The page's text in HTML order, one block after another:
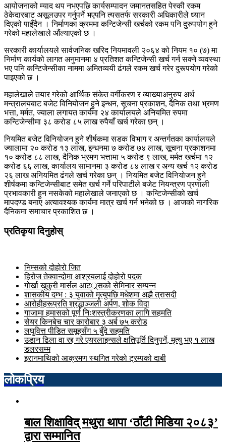
आयोजनाको म्याद थप नभएपछि कार्यसम्पादन जमानतसहित पेस्की रकम
ठेकेदारबाट असूलउपर गर्नुपर्ने भएपनि त्यसतर्फ सरकारी अधिकारीले ध्यान
दिएको पाइँदैन । निर्माणका क्रममा कन्टिजेन्सी खर्चको रकम पनि दुरुपयोग हुने
गरेको महालेखाले औंल्याएको छ ।
सरकारी कार्यालयले सार्वजनिक खरिद नियमावली २०६४ को नियम १० (७) मा
निर्माण कार्यको लागत अनुमानमा ४ प्रतिशत कन्टिजेन्सी खर्च गर्न सक्ने व्यवस्था
भए पनि कन्टिजेन्सीका नाममा अमितव्ययी ढंगले रकम खर्च गरेर दुरूपयोग गरेको
पाइएको छ ।
महालेखाले तयार गरेको आर्थिक संकेत वर्गीकरण र व्याख्याअनुरुप अर्थ
मन्त्रालयबाट बजेट विनियोजन हुने इन्धन, सूचना प्रकाशन, दैनिक तथा भ्रमण
भत्ता, मर्मत, ज्याला लगायत कार्यमा २४ कार्यालयले अनियमित रुपमा
कन्टिजेन्सीमा ३८ करोड ८५ लाख रुपैयाँ खर्च गरेका छन् ।
नियमित बजेट विनियोजन हुने शीर्षकमा सडक विभाग र अन्तर्गतका कार्यालयले
ज्यालामा २० करोड १३ लाख, इन्धनमा ७ करोड ७४ लाख, सूचना प्रकाशनमा
१० करोड ८८ लाख, दैनिक भ्रमण भत्तामा ५ करोड ९ लाख, मर्मत खर्चमा १२
करोड ६६ लाख, कार्यालय सामानमा ३ करोड ८४ लाख र अन्य खर्च १२ करोड
२६ लाख अनियमित ढंगले खर्च गरेका छन् । नियमित बजेट विनियोजन हुने
शीर्षकमा कन्टिजेन्सीबाट समेत खर्च गर्ने परिपाटीले बजेट नियन्त्रण प्रणाली
प्रभावकारी हुन नसकेको महालेखाले जनाएको छ । कन्टिजेन्सीको खर्च
मापदण्ड बनाए अत्यावश्यक कार्यमा मात्र खर्च गर्न भनेको छ । आजको नागरिक
दैनिकमा समाचार प्रकाशित छ ।
प्रतिकृया दिनुहोस्
निम्सको दोहोरो जित
हिरोज तेक्वान्दोमा आश्रयलाई दोहोरो पदक
गोर्खा खुकुरी मार्सल आटर््र्सको सेमिनार सम्पन्न
शासकीय दम्भ : ३ युवाको मृत्युपछि मधेशमा अझै त्रासदी
आरोहीहरूप्रति श्रद्धाञ्जली अर्पण, शोक विदा
गाजामा हमासको पूर्ण निःशस्त्रीकरणका लागि सहमति
सेयर किनबेच चार कारोबार ३ अर्ब ७५ करोड
लघुवित्त पीडित समूहसँग ५ बुँदे सहमति
उडान ढिला वा रद्द गरे एयरलाइन्सले क्षतिपूर्ति दिनुपर्ने, मृत्यु भए १ लाख
डलरसम्म
इरानमाथिको आक्रमण स्थगित गरेको ट्रम्पको दाबी
लोकप्रिय
बाल शिक्षाविद् मथुरा थापा ‘ठाँटी मिडिया २०८३’
द्वारा सम्मानित